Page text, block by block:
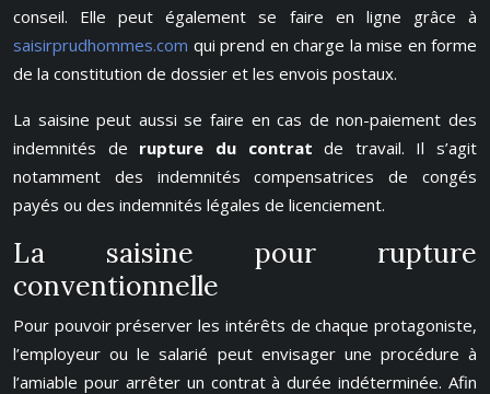
conseil. Elle peut également se faire en ligne grâce à
saisirprudhommes.com qui prend en charge la mise en forme
de la constitution de dossier et les envois postaux.
La saisine peut aussi se faire en cas de non-paiement des
indemnités de rupture du contrat de travail. Il s’agit
notamment des indemnités compensatrices de congés
payés ou des indemnités légales de licenciement.
La saisine pour rupture
conventionnelle
Pour pouvoir préserver les intérêts de chaque protagoniste,
l’employeur ou le salarié peut envisager une procédure à
l’amiable pour arrêter un contrat à durée indéterminée. Afin